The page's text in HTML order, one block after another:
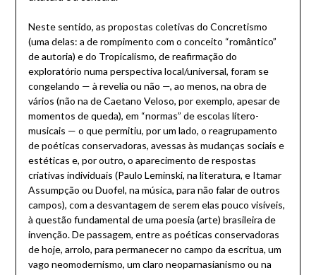
Neste sentido, as propostas coletivas do Concretismo
(uma delas: a de rompimento com o conceito “romântico”
de autoria) e do Tropicalismo, de reafirmação do
exploratório numa perspectiva local/universal, foram se
congelando — à revelia ou não —, ao menos, na obra de
vários (não na de Caetano Veloso, por exemplo, apesar de
momentos de queda), em “normas” de escolas lítero-
musicais — o que permitiu, por um lado, o reagrupamento
de poéticas conservadoras, avessas às mudanças sociais e
estéticas e, por outro, o aparecimento de respostas
criativas individuais (Paulo Leminski, na literatura, e Itamar
Assumpção ou Duofel, na música, para não falar de outros
campos), com a desvantagem de serem elas pouco visíveis,
à questão fundamental de uma poesia (arte) brasileira de
invenção. De passagem, entre as poéticas conservadoras
de hoje, arrolo, para permanecer no campo da escritua, um
vago neomodernismo, um claro neoparnasianismo ou na